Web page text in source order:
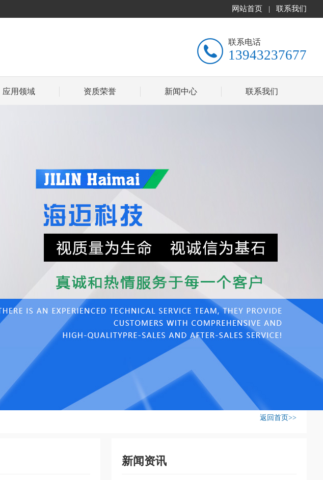
网站首页 | 联系我们
联系电话
13943237677
应用领域 资质荣誉 新闻中心 联系我们
返回首页>>
新闻资讯